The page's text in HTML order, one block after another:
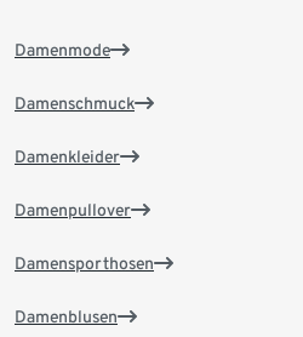
Damenmode
Damenschmuck
Damenkleider
Damenpullover
Damensporthosen
Damenblusen